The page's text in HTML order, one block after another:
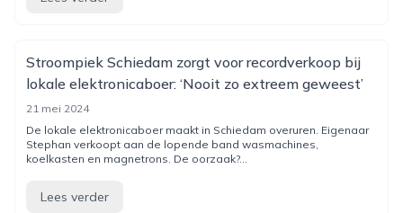
Stroompiek Schiedam zorgt voor recordverkoop bij
lokale elektronicaboer: ‘Nooit zo extreem geweest’
21 mei 2024
De lokale elektronicaboer maakt in Schiedam overuren. Eigenaar
Stephan verkoopt aan de lopende band wasmachines,
koelkasten en magnetrons. De oorzaak?...
Lees verder